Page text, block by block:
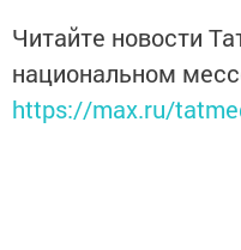
Читайте новости
национальном
https://max.ru/